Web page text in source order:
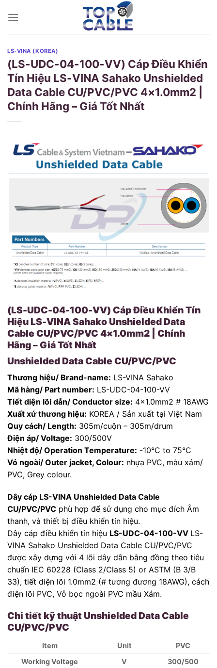
LS-VINA (KOREA)
(LS-UDC-04-100-VV) Cáp Điều Khiển
Tín Hiệu LS-VINA Sahako Unshielded
Data Cable CU/PVC/PVC 4×1.0mm2 |
Chính Hãng – Giá Tốt Nhất
(LS-UDC-04-100-VV) Cáp Điều Khiển Tín
Hiệu LS-VINA Sahako Unshielded Data
Cable CU/PVC/PVC 4×1.0mm2 | Chính
Hãng – Giá Tốt Nhất
Unshielded Data Cable CU/PVC/PVC
Thương hiệu/ Brand-name: LS-VINA Sahako
Mã hàng/ Part number: LS-UDC-04-100-VV
Tiết diện lõi dẫn/ Conductor size: 4×1.0mm2 # 18AWG
Xuất xứ thương hiệu: KOREA / Sản xuất tại Việt Nam
Quy cách/ Length: 305m/cuộn – 305m/drum
Điện áp/ Voltage: 300/500V
Nhiệt độ/ Operation Temperature: -10°C to 75°C
Vỏ ngoài/ Outer jacket, Colour: nhựa PVC, màu xám/
PVC, Grey colour.
Dây cáp LS-VINA Unshielded Data Cable
CU/PVC/PVC phù hợp để sử dụng cho mục đích Âm
thanh, và thiết bị điều khiển tín hiệu.
Dây cáp điều khiển tín hiệu LS-UDC-04-100-VV LS-
VINA Sahako Unshielded Data Cable CU/PVC/PVC
được xây dựng với 4 lõi dây dẫn bằng đồng theo tiêu
chuẩn IEC 60228 (Class 2/Class 5) or ASTM (B 3/B
33), tiết diện lõi 1.0mm2 (# tương đương 18AWG), cách
điện lõi PVC, Vỏ bọc ngoài PVC mầu Xám.
Chi tiết kỹ thuật Unshielded Data Cable
CU/PVC/PVC
Item Unit
PVC
Working Voltage
V
300/500